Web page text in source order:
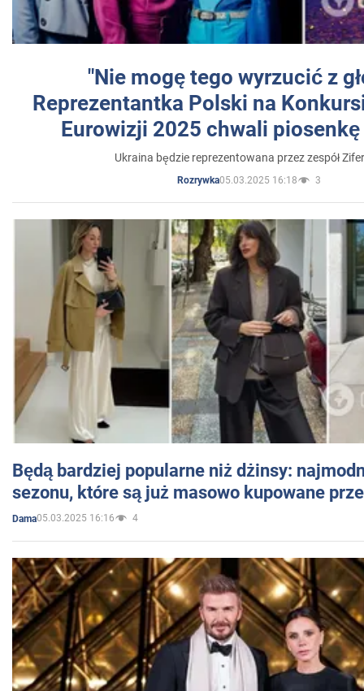
"Nie mogę tego wyrzucić z
Reprezentantka Polski na
Eurowizji 2025 chwali
Ukraina będzie reprezentowana przez zespół
Rozrywka05.03.2025 16:18 3
Będą bardziej popularne niż dżinsy:
sezonu, które są już masowo kupowane
Dama05.03.2025 16:16 4